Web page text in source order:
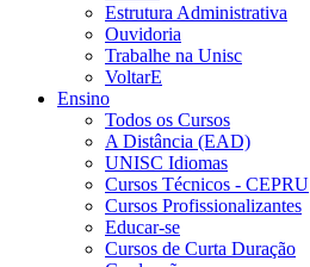
Estrutura Administrativa
Ouvidoria
Trabalhe na Unisc
VoltarE
Ensino
Todos os Cursos
A Distância (EAD)
UNISC Idiomas
Cursos Técnicos - CEPRU
Cursos Profissionalizantes
Educar-se
Cursos de Curta Duração